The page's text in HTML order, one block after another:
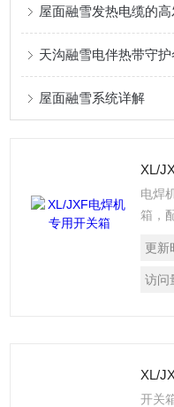
屋面融雪发热电缆的
天沟融雪电伴热带守
屋面融雪系统详解
XL/
电焊
箱，
更新
访问
XL/
开关